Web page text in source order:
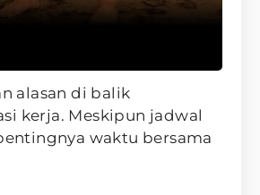
alasan di balik
kerja. Meskipun jadwal
waktu bersama